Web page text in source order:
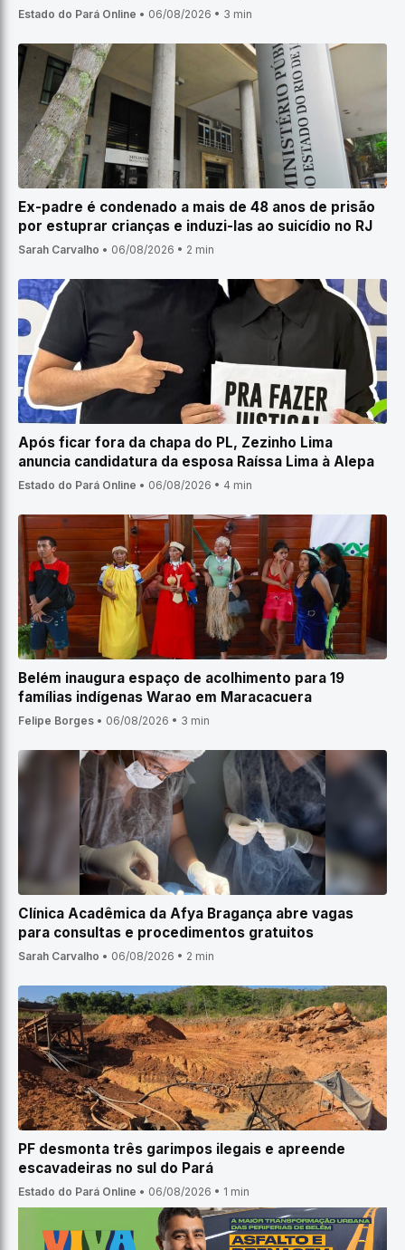
Estado do Pará Online • 06/08/2026 • 3 min
Ex-padre é condenado a mais de 48 anos de prisão
por estuprar crianças e induzi-las ao suicídio no RJ
Sarah Carvalho • 06/08/2026 • 2 min
Após ficar fora da chapa do PL, Zezinho Lima
anuncia candidatura da esposa Raíssa Lima à Alepa
Estado do Pará Online • 06/08/2026 • 4 min
Belém inaugura espaço de acolhimento para 19
famílias indígenas Warao em Maracacuera
Felipe Borges • 06/08/2026 • 3 min
Clínica Acadêmica da Afya Bragança abre vagas
para consultas e procedimentos gratuitos
Sarah Carvalho • 06/08/2026 • 2 min
PF desmonta três garimpos ilegais e apreende
escavadeiras no sul do Pará
Estado do Pará Online • 06/08/2026 • 1 min